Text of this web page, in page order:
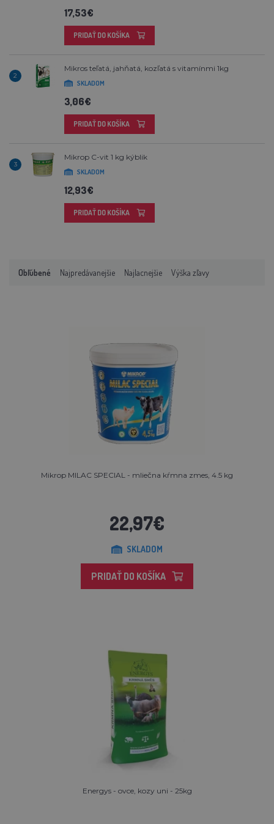
17,53€
PRIDAŤ DO KOŠÍKA
2
Mikros teľatá, jahňatá, kozľatá s vitamínmi 1kg
SKLADOM
3,06€
PRIDAŤ DO KOŠÍKA
3
Mikrop C-vit 1 kg kýblik
SKLADOM
12,93€
PRIDAŤ DO KOŠÍKA
Obľúbené Najpredávanejšie Najlacnejšie Výška zľavy
Mikrop MILAC SPECIAL - mliečna kŕmna zmes, 4.5 kg
22,97€
SKLADOM
PRIDAŤ DO KOŠÍKA
Energys - ovce, kozy uni - 25kg